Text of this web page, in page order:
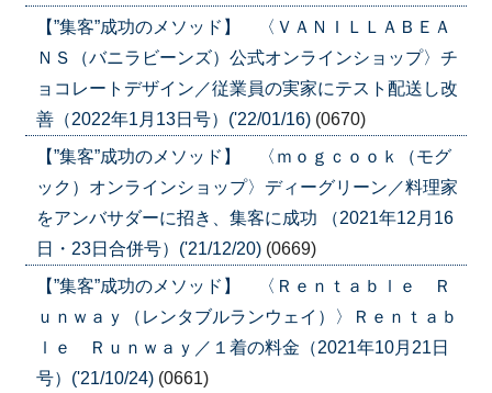
【”集客”成功のメソッド】 〈ＶＡＮＩＬＬＡＢＥＡ
ＮＳ（バニラビーンズ）公式オンラインショップ〉チ
ョコレートデザイン／従業員の実家にテスト配送し改
善（2022年1月13日号）('22/01/16) (0670)
【”集客”成功のメソッド】 〈ｍｏｇｃｏｏｋ（モグ
ック）オンラインショップ〉ディーグリーン／料理家
をアンバサダーに招き、集客に成功 （2021年12月16
日・23日合併号）('21/12/20) (0669)
【”集客”成功のメソッド】 〈Ｒｅｎｔａｂｌｅ Ｒ
ｕｎｗａｙ（レンタブルランウェイ）〉Ｒｅｎｔａｂ
ｌｅ Ｒｕｎｗａｙ／１着の料金（2021年10月21日
号）('21/10/24) (0661)